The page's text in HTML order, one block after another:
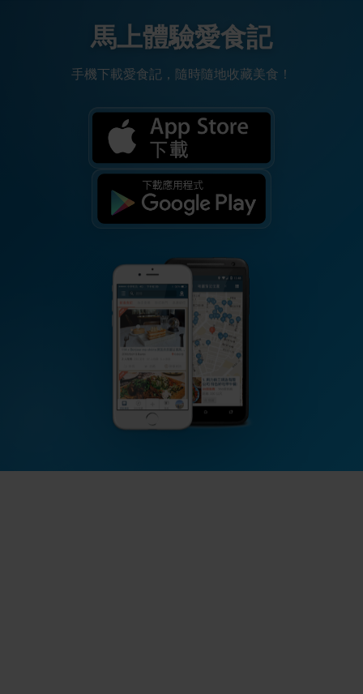
馬上體驗愛食記
手機下載愛食記，隨時隨地收藏美食！